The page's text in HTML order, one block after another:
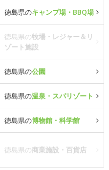
徳島県のキャンプ場・BBQ場
徳島県の牧場・レジャー＆リ
ゾート施設
徳島県の公園
徳島県の温泉・スパリゾート
徳島県の博物館・科学館
徳島県の商業施設・百貨店